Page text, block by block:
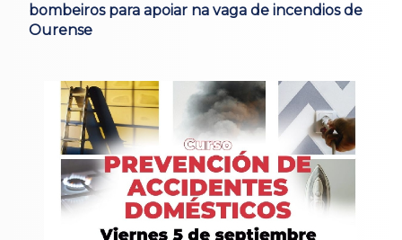
bombeiros para apoiar na vaga de incendios de
Ourense